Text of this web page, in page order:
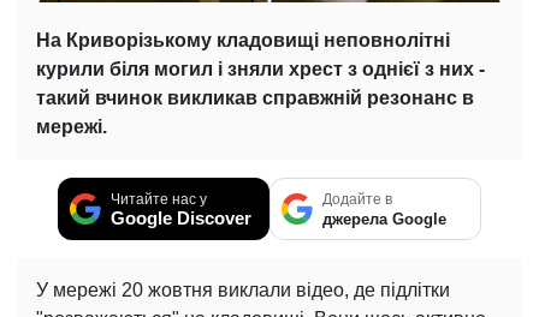
На Криворізькому кладовищі неповнолітні
курили біля могил і зняли хрест з однієї з них -
такий вчинок викликав справжній резонанс в
мережі.
Читайте нас у
Google Discover
Додайте в
джерела Google
У мережі 20 жовтня виклали відео, де підлітки